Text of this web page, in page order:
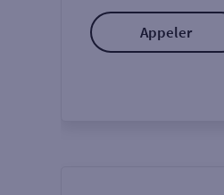
Appeler